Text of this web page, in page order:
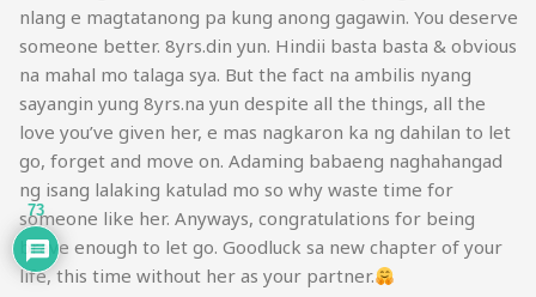
nlang e magtatanong pa kung anong gagawin. You deserve
someone better. 8yrs.din yun. Hindii basta basta & obvious
na mahal mo talaga sya. But the fact na ambilis nyang
sayangin yung 8yrs.na yun despite all the things, all the
love you’ve given her, e mas nagkaron ka ng dahilan to let
go, forget and move on. Adaming babaeng naghahangad
ng isang lalaking katulad mo so why waste time for
someone like her. Anyways, congratulations for being
brave enough to let go. Goodluck sa new chapter of your
life, this time without her as your partner.
73